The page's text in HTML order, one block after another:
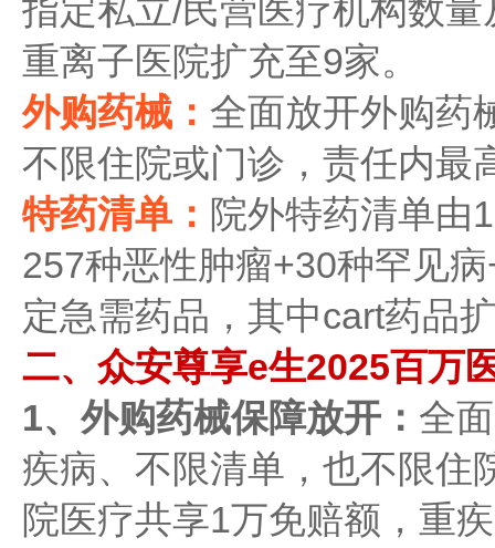
指定私立/民营医疗机构数
重离子医院扩充至9家。
外购药械： 全面放开外购药
不限住院或门诊，责任内最
特药清单： 院外特药清单由
257种恶性肿瘤+30种罕见
定急需药品，其中cart药品
二、众安尊享e生2025百万
1、外购药械保障放开： 全
疾病、不限清单，也不限住
院医疗共享1万免赔额，重